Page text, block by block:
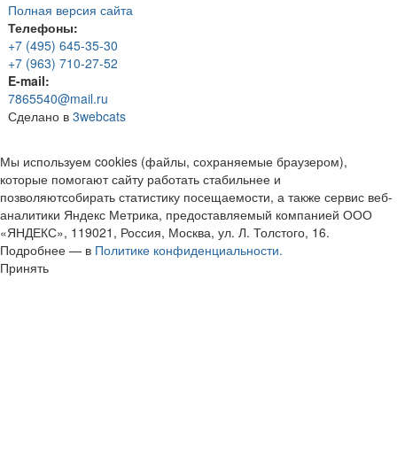
Полная версия сайта
Телефоны:
+7 (495) 645-35-30
+7 (963) 710-27-52
E-mail:
7865540@mail.ru
Сделано в 3webcats
Мы используем cookies (файлы, сохраняемые браузером),
которые помогают сайту работать стабильнее и
позволяютсобирать статистику посещаемости, а также сервис веб-
аналитики Яндекс Метрика, предоставляемый компанией ООО
«ЯНДЕКС», 119021, Россия, Москва, ул. Л. Толстого, 16.
Подробнее — в Политике конфиденциальности.
Принять